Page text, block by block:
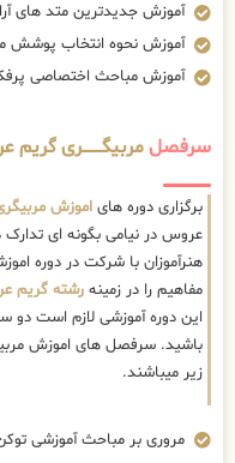
آموزش جدیدترین متد های
آموزش نحوه انتخاب پوشش
آموزش مباحث اختصاصی
سرفصلمربیگــــــــری
برگزاری دوره های اموزش
عروس در نیامی بگونه ای
هنرآموزان با شرکت در دوره
مفاهیم را در زمینه رشته گریم
این دوره آموزشی لازم است دو
باشید. سرفصل های اموزش
زیر میباشند.
مروری بر مباحث آموزشی